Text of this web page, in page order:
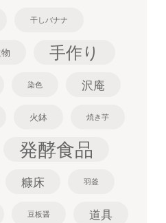
干しバナナ
手作り
染色 沢庵
火鉢 焼き芋
発酵食品
糠床 羽釜
豆板醤 道具